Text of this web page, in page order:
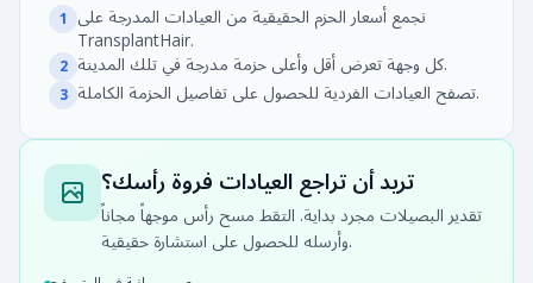
1
نجمع أسعار الحزم الحقيقية من العيادات المدرجة على
TransplantHair.
2 كل وجهة تعرض أقل وأعلى حزمة مدرجة في تلك المدينة.
3 تصفح العيادات الفردية للحصول على تفاصيل الحزمة الكاملة.
تريد أن تراجع العيادات فروة رأسك؟
تقدير البصيلات مجرد بداية. التقط مسح رأس موجهاً مجاناً
وأرسله للحصول على استشارة حقيقية.